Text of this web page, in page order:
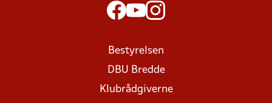
Bestyrelsen
DBU Bredde
Klubrådgiverne